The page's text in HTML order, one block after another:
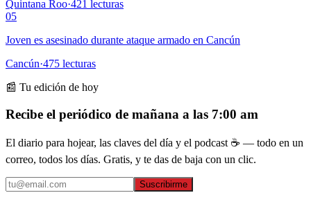
Quintana Roo·421 lecturas
05
Joven es asesinado durante ataque armado en Cancún
Cancún·475 lecturas
📰 Tu edición de hoy
Recibe el periódico de mañana a las 7:00 am
El diario para hojear, las claves del día y el podcast ☕ — todo en un
correo, todos los días. Gratis, y te das de baja con un clic.
Suscribirme